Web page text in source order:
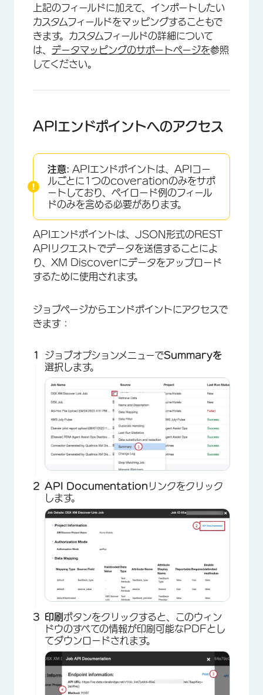
上記のフィールドに加えて、インポートしたい
カスタムフィールドをマッピングすることもで
きます。カスタムフィールドの詳細について
は、 データマッピングのサポートページを参照
してください。
APIエンドポイントへのアクセス
注意: APIエンドポイントは、APIコー
ルごとに1つのcoverationのみをサポ
ートしており、ペイロード例のフィール
ドのみを含める必要があります。
APIエンドポイントは、JSON形式のREST
APIリクエストでデータを送信することによ
り、XM Discoverにデータをアップロード
するために使用されます。
ジョブページからエンドポイントにアクセスで
きます：
ジョブオプションメニューでSummaryを
選択します。
API Documentation リンクをクリック
します。
印刷 ボタンをクリックすると、このウィン
ドウのすべての情報が印刷可能なPDFとし
てダウンロードされます。